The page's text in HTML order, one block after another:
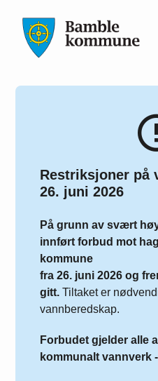
Restriksjoner på
26. juni 2026
På grunn av svært
innført forbud mot
kommune
fra 26. juni 2026 og
gitt.Tiltaket er
vannberedskap.
Forbudet gjelder alle
kommunalt vannverk